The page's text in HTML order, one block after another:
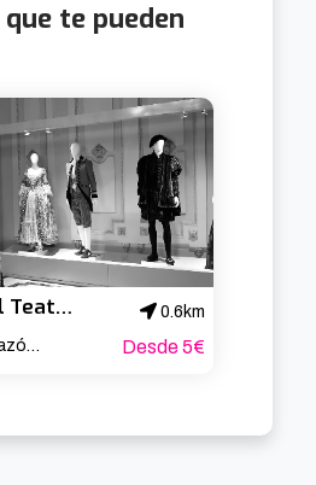
te pueden
Visita guiada al Teatro Arriaga
0.6km
🎭 Descubre el corazón cultural de Bilbao ✨
Desde 5€